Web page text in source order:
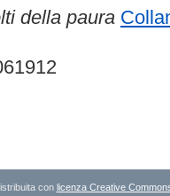
della paura
con licenza Creative